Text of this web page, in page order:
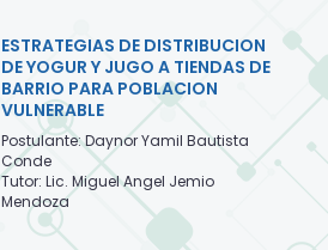
ESTRATEGIAS DE DISTRIBUCION
DE YOGUR Y JUGO A TIENDAS DE
BARRIO PARA POBLACION
VULNERABLE
Postulante: Daynor Yamil Bautista
Conde
Tutor: Lic. Miguel Angel Jemio
Mendoza